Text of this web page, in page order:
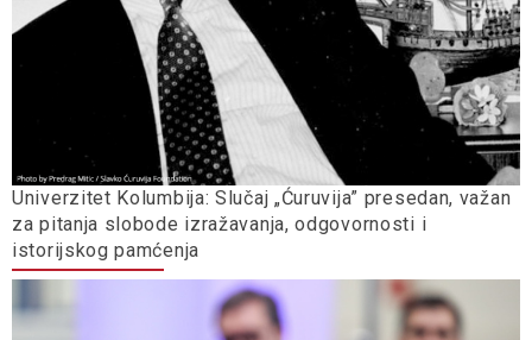
Univerzitet Kolumbija: Slučaj „Ćuruvija” presedan, važan
za pitanja slobode izražavanja, odgovornosti i
istorijskog pamćenja